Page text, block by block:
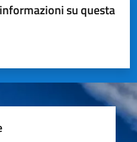
su questa
su 5
5